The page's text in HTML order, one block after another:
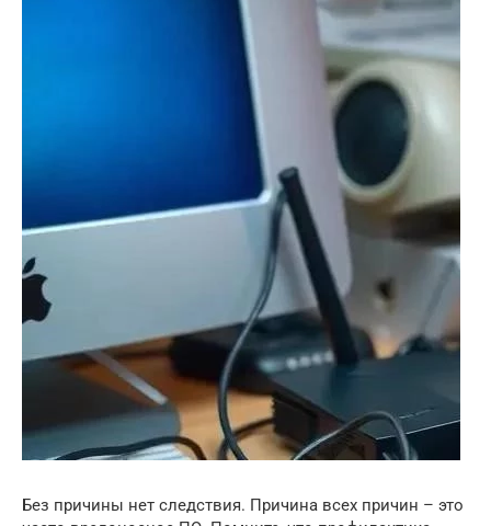
Без причины нет следствия. Причина всех причин – это